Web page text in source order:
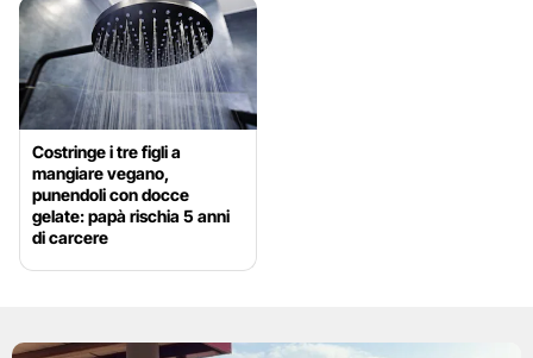
Costringe i tre figli a
mangiare vegano,
punendoli con docce
gelate: papà rischia 5 anni
di carcere